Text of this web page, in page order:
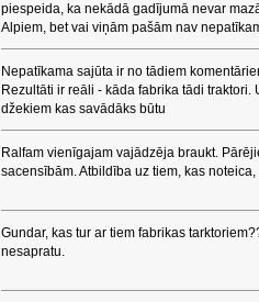
piespeida, ka nekādā gadījumā nevar
Alpiem, bet vai viņām pašām nav
Nepatīkama sajūta ir no tādiem
Rezultāti ir reāli - kāda fabrika tādi traktori.
džekiem kas savādāks būtu
Ralfam vienīgajam vajādzēja braukt.
sacensībām. Atbildība uz tiem, kas noteica,
Gundar, kas tur ar tiem fabrikas
nesapratu.